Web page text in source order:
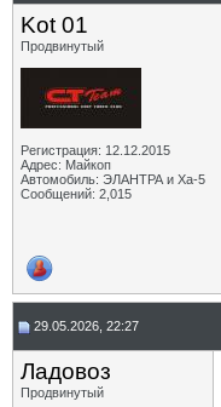
Kot 01
Продвинутый
Регистрация: 12.12.2015
Адрес: Майкоп
Автомобиль: ЭЛАНТРА и Ха-5
Сообщений: 2,015
29.05.2026, 22:27
Ладовоз
Продвинутый